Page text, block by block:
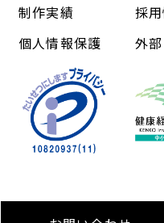
制作実績
採
個人情報保護
外